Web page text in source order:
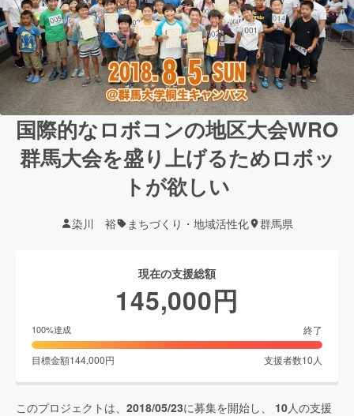
国際的なロボコンの地区大会WRO
群馬大会を盛り上げるためロボッ
トが欲しい
染川 裕 まちづくり・地域活性化 群馬県
現在の支援総額
145,000円
100%達成 終了
目標金額144,000円 支援者数10 人
このプロジェクトは、 2018/05/23に募集を開始し、 10人の支援